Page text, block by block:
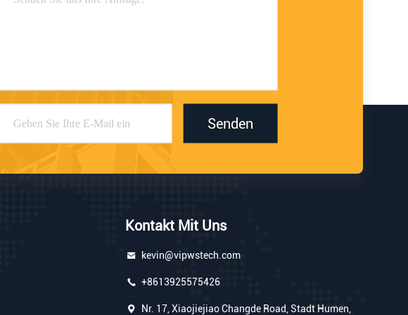
Senden
Kontakt Mit Uns
kevin@vipwstech.com
+8613925575426
Nr. 17, Xiaojiejiao Changde Road, Stadt Humen,